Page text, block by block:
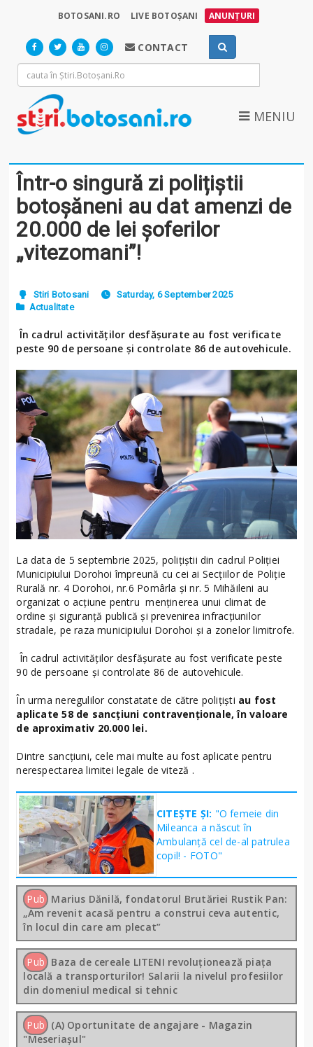
BOTOSANI.RO LIVE BOTOȘANI ANUNȚURI
CONTACT
MENIU
Într-o singură zi polițiștii
botoșăneni au dat amenzi de
20.000 de lei șoferilor
„vitezomani”!
Stiri Botosani
Saturday, 6 September 2025
Actualitate
În cadrul activităților desfășurate au fost verificate
peste 90 de persoane și controlate 86 de autovehicule.
La data de 5 septembrie 2025, polițiștii din cadrul Poliției
Municipiului Dorohoi împreună cu cei ai Secțiilor de Poliție
Rurală nr. 4 Dorohoi, nr.6 Pomârla și nr. 5 Mihăileni au
organizat o acțiune pentru menținerea unui climat de
ordine și siguranță publică și prevenirea infracțiunilor
stradale, pe raza municipiului Dorohoi și a zonelor limitrofe.
În cadrul activităților desfășurate au fost verificate peste
90 de persoane și controlate 86 de autovehicule.
În urma neregulilor constatate de către polițiști au fost
aplicate 58 de sancțiuni contravenționale, în valoare
de aproximativ 20.000 lei.
Dintre sancțiuni, cele mai multe au fost aplicate pentru
nerespectarea limitei legale de viteză .
CITEȘTE ȘI: "O femeie din
Mileanca a născut în
Ambulanță cel de-al patrulea
copil! - FOTO"
Pub Marius Dănilă, fondatorul Brutăriei Rustik Pan:
„Am revenit acasă pentru a construi ceva autentic,
în locul din care am plecat”
Pub Baza de cereale LITENI revoluționează piața
locală a transporturilor! Salarii la nivelul profesiilor
din domeniul medical si tehnic
Pub (A) Oportunitate de angajare - Magazin
"Meseriașul"